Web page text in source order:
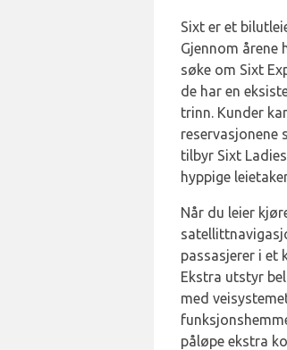
Sixt er et
Gjennom årene
søke om Sixt
de har en
trinn. Kunder
reservasjonene
tilbyr Sixt
hyppige
Når du leier
passasjerer i et
Ekstra utstyr
med
påløpe ekstra